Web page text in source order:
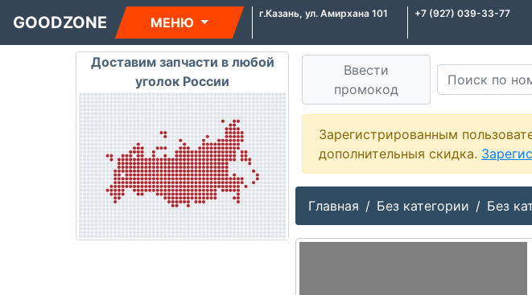
GOODZONE МЕНЮ
г.Казань, ул. Амирхана 101 +7 (927) 039-33-77
Доставим запчасти в любой
уголок России
Ввести
промокод
Зарегистрированным
дополнительныя скидка.
Главная Без категории Без